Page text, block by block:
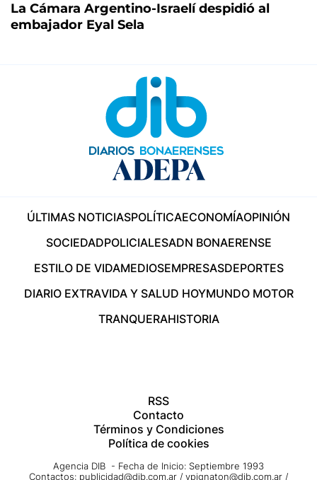
La Cámara Argentino-Israelí despidió al
embajador Eyal Sela
ÚLTIMAS NOTICIASPOLÍTICAECONOMÍAOPINIÓN
SOCIEDADPOLICIALESADN BONAERENSE
ESTILO DE VIDAMEDIOSEMPRESASDEPORTES
DIARIO EXTRAVIDA Y SALUD HOYMUNDO MOTOR
TRANQUERAHISTORIA
RSS
Contacto
Términos y Condiciones
Política de cookies
Agencia DIB - Fecha de Inicio: Septiembre 1993
Contactos: publicidad@dib.com.ar / vpignaton@dib.com.ar /